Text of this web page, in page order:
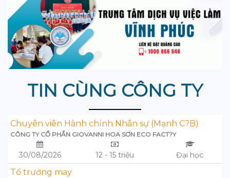
TIN CÙNG CÔNG TY
Chuyên viên Hành chính Nhân sự (Mạnh C?B)
CÔNG TY CỔ PHẦN GIOVANNI HOA SƠN ECO FACT?Y
30/08/2026 12 - 15 triệu Đại học
Tổ trưởng may